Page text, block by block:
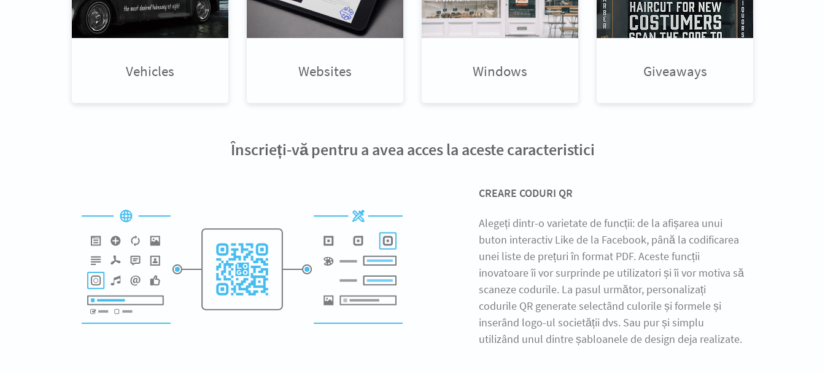
Vehicles Websites Windows Giveaways
Înscrieți-vă pentru a avea acces la aceste caracteristici
CREARE CODURI QR
Alegeți dintr-o varietate de funcții: de la afișarea unui
buton interactiv Like de la Facebook, până la codificarea
unei liste de prețuri în format PDF. Aceste funcții
inovatoare îi vor surprinde pe utilizatori și îi vor motiva să
scaneze codurile. La pasul următor, personalizați
codurile QR generate selectând culorile și formele și
inserând logo-ul societății dvs. Sau pur și simplu
utilizând unul dintre șabloanele de design deja realizate.